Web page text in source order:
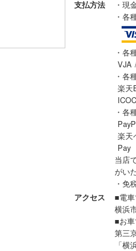
支払方法
・現
・各
・各
VJA
・各
楽天
・各
楽天
Pay
当店
がい
・免
アクセス
■電
横浜
■お
第三
「横